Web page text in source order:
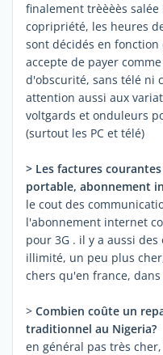
finalement trèèèès
copripriété, les heures
sont décidés en
accepte de payer
d'obscurité, sans télé ni
attention aussi aux
voltgards et onduleurs
(surtout les PC et télé)
> Les factures
portable, abonnement
le cout des
l'abonnement internet
pour 3G . il y a aussi
illimité, un peu plus
chers qu'en france, dans
> Combien coûte un
traditionnel au Nigeria?
en général pas très